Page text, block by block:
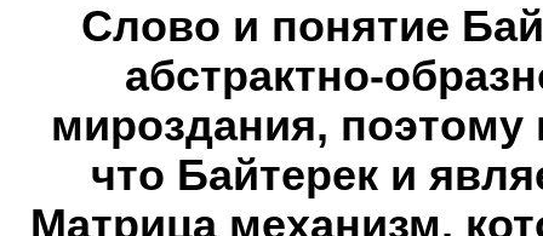
Слово и понятие
абстрактно-
мироздания,
что Байтерек и
Матрица механизм,